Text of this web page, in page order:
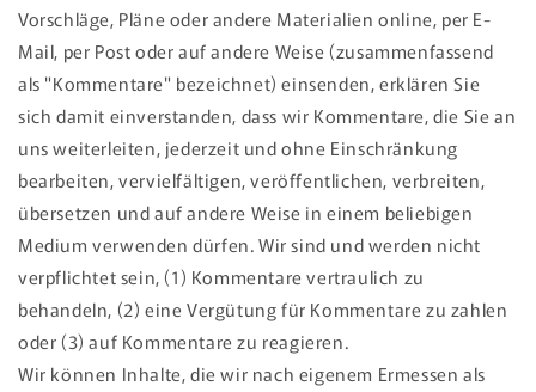
Vorschläge, Pläne oder andere Materialien online, per E-
Mail, per Post oder auf andere Weise (zusammenfassend
als "Kommentare" bezeichnet) einsenden, erklären Sie
sich damit einverstanden, dass wir Kommentare, die Sie an
uns weiterleiten, jederzeit und ohne Einschränkung
bearbeiten, vervielfältigen, veröffentlichen, verbreiten,
übersetzen und auf andere Weise in einem beliebigen
Medium verwenden dürfen. Wir sind und werden nicht
verpflichtet sein, (1) Kommentare vertraulich zu
behandeln, (2) eine Vergütung für Kommentare zu zahlen
oder (3) auf Kommentare zu reagieren.
Wir können Inhalte, die wir nach eigenem Ermessen als